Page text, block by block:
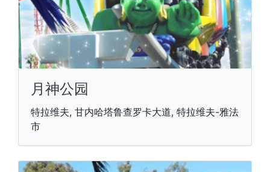
月神公园
特拉维夫, 甘内哈塔鲁查罗卡大道, 特拉维夫-雅法
市